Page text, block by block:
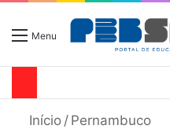
Menu
Início / Pernambuco